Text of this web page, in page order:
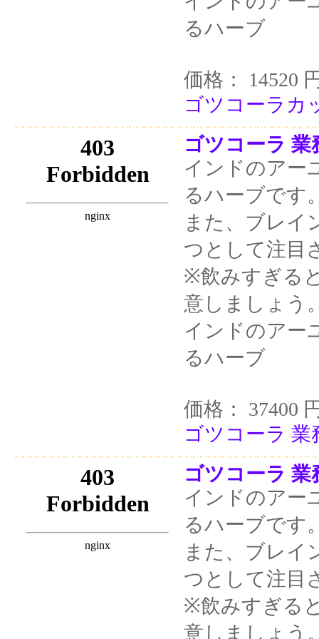
るハーブ
価格： 14520
ゴツコーラカ
ゴツコーラ 業
インドのアー
るハーブです
また、ブレイ
つとして注目
※飲みすぎる
意しましょう
インドのアー
るハーブ
価格： 37400
ゴツコーラ 業
ゴツコーラ 業
インドのアー
るハーブです
また、ブレイ
つとして注目
※飲みすぎる
意しましょう